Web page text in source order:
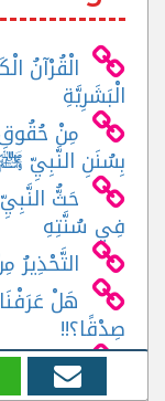
الْقُرْآنُ
الْبَشَرِيَّةِ
مِنْ حُقُوقِ
بِسُنَنِ النَّبِيِّ
حَثُّ
فِي سُنَّتِهِ
التَّحْذِيرُ
هَلْ
صِدْقًا؟!!